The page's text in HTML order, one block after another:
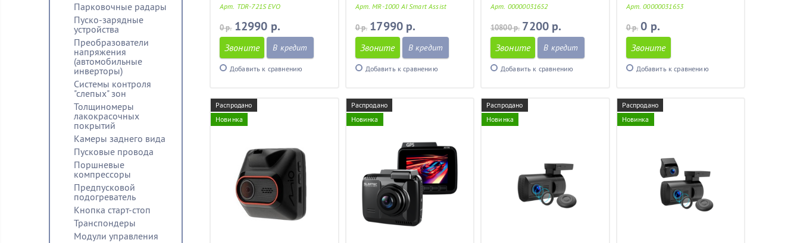
Арт. TDR-721S EVO
0 р. 12990 р.
Звоните В кредит
Добавить к сравнению
Арт. MR-1000 AI Smart Assist
0 р. 17990 р.
Звоните В кредит
Добавить к сравнению
Арт. 00000031652
10800 р. 7200 р.
Звоните В кредит
Добавить к сравнению
Арт. 00000031653
0 р. 0 р.
Звоните
Добавить к сравнению
Распродано
Новинка
Распродано
Новинка
Распродано
Новинка
Распродано
Новинка
Парковочные радары
Пуско-зарядные
устройства
Преобразователи
напряжения
(автомобильные
инверторы)
Системы контроля
"слепых" зон
Толщиномеры
лакокрасочных
покрытий
Камеры заднего вида
Пусковые провода
Поршневые
компрессоры
Предпусковой
подогреватель
Кнопка старт-стоп
Транспондеры
Модули управления